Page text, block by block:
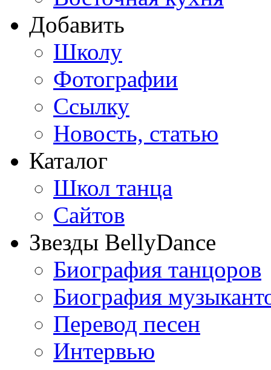
Добавить
Школу
Фотографии
Ссылку
Новость, статью
Каталог
Школ танца
Сайтов
Звезды BellyDance
Биография танцоров
Биография
Перевод песен
Интервью